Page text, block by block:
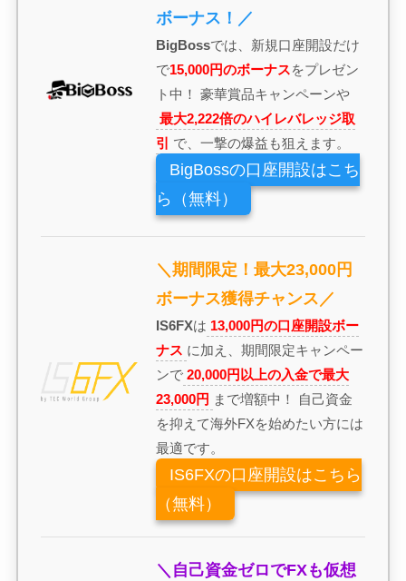
ボーナス！／
BigBossでは、新規口座開設だけ
で15,000円のボーナスをプレゼン
ト中！ 豪華賞品キャンペーンや
最大2,222倍のハイレバレッジ取
引
で、一撃の爆益も狙えます。
BigBossの口座開設はこち
ら（無料）
＼期間限定！最大23,000円
ボーナス獲得チャンス／
IS6FXは 13,000円の口座開設ボー
ナス に加え、期間限定キャンペー
ンで 20,000円以上の入金で最大
23,000円 まで増額中！ 自己資金
を抑えて海外FXを始めたい方には
最適です。
IS6FXの口座開設はこちら
（無料）
＼自己資金ゼロでFXも仮想